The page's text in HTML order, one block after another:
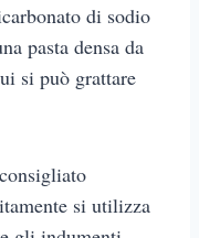
di sodio
pasta densa da
si può grattare
si utilizza